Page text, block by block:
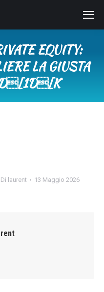
EQUITY:
LA GIUSTA
D[1D[K
Di laurent 13 Maggio 2026